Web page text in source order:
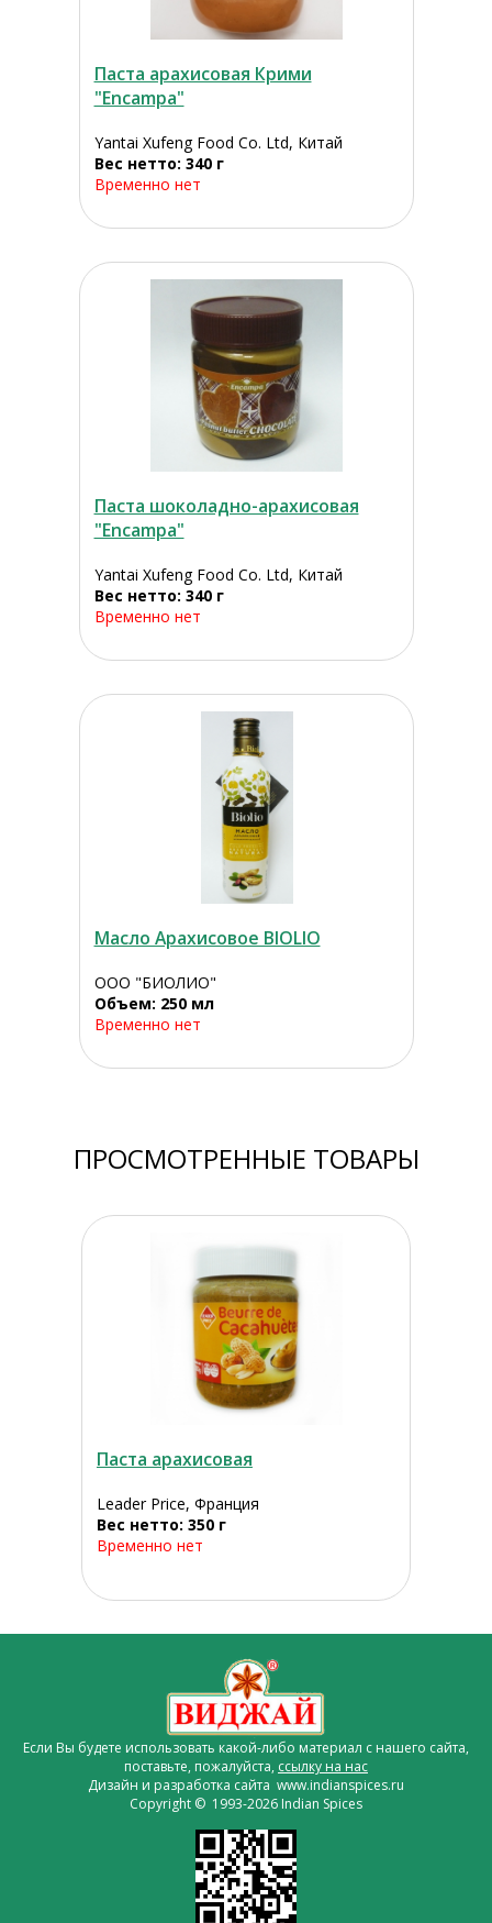
Паста арахисовая Крими
"Encampa"
Yantai Xufeng Food Co. Ltd, Китай
Вес нетто: 340 г
Временно нет
Паста шоколадно-арахисовая
"Encampa"
Yantai Xufeng Food Co. Ltd, Китай
Вес нетто: 340 г
Временно нет
Масло Арахисовое BIOLIO
ООО "БИОЛИО"
Объем: 250 мл
Временно нет
ПРОСМОТРЕННЫЕ ТОВАРЫ
Паста арахисовая
Leader Price, Франция
Вес нетто: 350 г
Временно нет
Если Вы будете использовать какой-либо материал с нашего сайта,
поставьте, пожалуйста, ссылку на нас
Дизайн и разработка сайта www.indianspices.ru
Copyright © 1993-2026 Indian Spices